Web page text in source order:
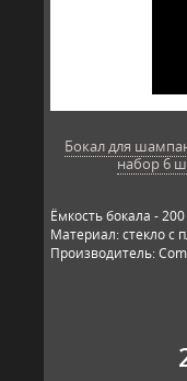
Бокал для
набор 6
Ёмкость бокала -
Материал: стекло с
Производитель: